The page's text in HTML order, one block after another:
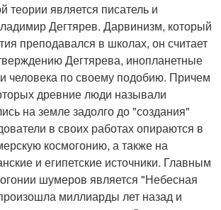
теории является писатель и
Дегтярев. Дарвинизм, который
преподавался в школах, он считает
Дегтярева, инопланетные
человека по своему подобию. Причем
древние люди называли
на земле задолго до "создания"
в своих работах опираются в
космогонию, а также на
и египетские источники. Главным
шумеров является "Небесная
миллиарды лет назад и